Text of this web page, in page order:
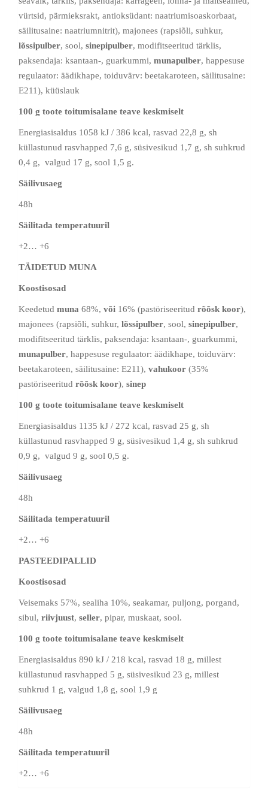
vürtsid, pärmieksrakt, antioksüdant: naatriumisoaskorbaat,
säilitusaine: naatriumnitrit), majonees (rapsiõli, suhkur,
lõssipulber, sool, sinepipulber, modifitseeritud tärklis,
paksendaja: ksantaan-, guarkummi, munapulber, happesuse
regulaator: äädikhape, toiduvärv: beetakaroteen, säilitusaine:
E211), küüslauk
100 g toote toitumisalane teave keskmiselt
Energiasisaldus 1058 kJ / 386 kcal, rasvad 22,8 g, sh
küllastunud rasvhapped 7,6 g, süsivesikud 1,7 g, sh suhkrud
0,4 g, valgud 17 g, sool 1,5 g.
Säilivusaeg
48h
Säilitada temperatuuril
+2… +6
TÄIDETUD MUNA
Koostisosad
Keedetud muna 68%, või 16% (pastöriseeritud rõõsk koor),
majonees (rapsiõli, suhkur, lõssipulber, sool, sinepipulber,
modifitseeritud tärklis, paksendaja: ksantaan-, guarkummi,
munapulber, happesuse regulaator: äädikhape, toiduvärv:
beetakaroteen, säilitusaine: E211), vahukoor (35%
pastöriseeritud rõõsk koor), sinep
100 g toote toitumisalane teave keskmiselt
Energiasisaldus 1135 kJ / 272 kcal, rasvad 25 g, sh
küllastunud rasvhapped 9 g, süsivesikud 1,4 g, sh suhkrud
0,9 g, valgud 9 g, sool 0,5 g.
Säilivusaeg
48h
Säilitada temperatuuril
+2… +6
PASTEEDIPALLID
Koostisosad
Veisemaks 57%, sealiha 10%, seakamar, puljong, porgand,
sibul, riivjuust, seller, pipar, muskaat, sool.
100 g toote toitumisalane teave keskmiselt
Energiasisaldus 890 kJ / 218 kcal, rasvad 18 g, millest
küllastunud rasvhapped 5 g, süsivesikud 23 g, millest
suhkrud 1 g, valgud 1,8 g, sool 1,9 g
Säilivusaeg
48h
Säilitada temperatuuril
+2… +6